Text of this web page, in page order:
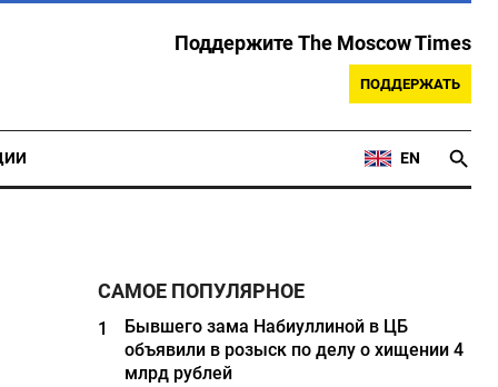
Поддержите The Moscow Times
ПОДДЕРЖАТЬ
EN
САМОЕ ПОПУЛЯРНОЕ
1
Бывшего зама Набиуллиной в ЦБ
объявили в розыск по делу о хищении 4
млрд рублей